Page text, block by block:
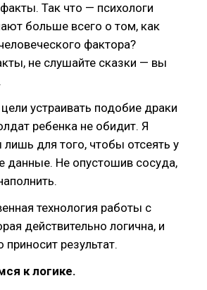
Так что — психологи
больше всего о том, как
фактора?
не слушайте сказки — вы
устраивать подобие драки
ребенка не обидит. Я
для того, чтобы отсеять у
данные. Не опустошив сосуда,
технология работы с
действительно логична, и
результат.
к логике.